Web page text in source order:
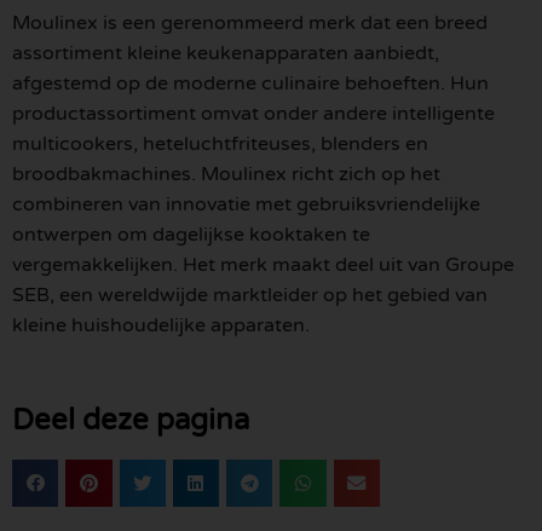
Moulinex is een gerenommeerd merk dat een breed
assortiment kleine keukenapparaten aanbiedt,
afgestemd op de moderne culinaire behoeften. Hun
productassortiment omvat onder andere intelligente
multicookers, heteluchtfriteuses, blenders en
broodbakmachines. Moulinex richt zich op het
combineren van innovatie met gebruiksvriendelijke
ontwerpen om dagelijkse kooktaken te
vergemakkelijken. Het merk maakt deel uit van Groupe
SEB, een wereldwijde marktleider op het gebied van
kleine huishoudelijke apparaten.
Deel deze pagina